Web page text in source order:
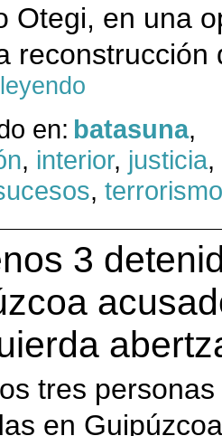
Otegi, en una
reconstrucción
en: batasuna,
, interior, justicia,
, terrorismo
3
tres
en